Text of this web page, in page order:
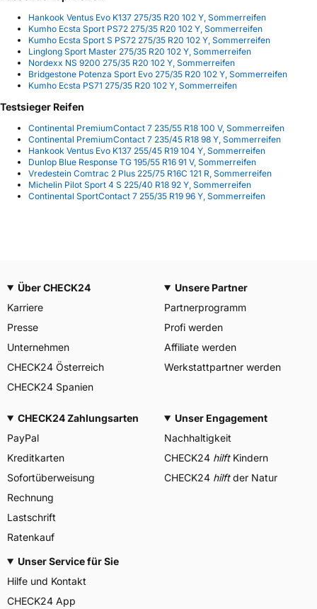
Hankook Ventus Evo K137 275/35 R20 102 Y, Sommerreifen
Kumho Ecsta Sport PS72 275/35 R20 102 Y, Sommerreifen
Kumho Ecsta Sport S PS72 275/35 R20 102 Y, Sommerreifen
Linglong Sport Master 275/35 R20 102 Y, Sommerreifen
Nordexx NS 9200 275/35 R20 102 Y, Sommerreifen
Bridgestone Potenza Sport Evo 275/35 R20 102 Y, Sommerreifen
Kumho Ecsta PS71 275/35 R20 102 Y, Sommerreifen
Testsieger Reifen
Continental PremiumContact 7 235/55 R18 100 V, Sommerreifen
Continental PremiumContact 7 235/45 R18 98 Y, Sommerreifen
Hankook Ventus Evo K137 255/45 R19 104 Y, Sommerreifen
Dunlop Blue Response TG 195/55 R16 91 V, Sommerreifen
Vredestein Comtrac 2 Plus 225/75 R16C 121 R, Sommerreifen
Michelin Pilot Sport 4 S 225/40 R18 92 Y, Sommerreifen
Continental SportContact 7 255/35 R19 96 Y, Sommerreifen
Über CHECK24
Karriere
Presse
Unternehmen
CHECK24 Österreich
CHECK24 Spanien
Unsere Partner
Partnerprogramm
Profi werden
Affiliate werden
Werkstattpartner werden
CHECK24 Zahlungsarten
PayPal
Kreditkarten
Sofortüberweisung
Rechnung
Lastschrift
Ratenkauf
Unser Engagement
Nachhaltigkeit
CHECK24 hilftKindern
CHECK24 hilftder Natur
Unser Service für Sie
Hilfe und Kontakt
CHECK24 App